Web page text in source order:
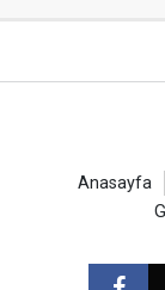
Anasayfa